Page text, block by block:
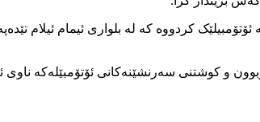
کردووە کە لە بلواری ئیمام ئیلام
و کوشتنی سەرنشێنەکانی ئۆتۆمبێلەکە ناوی